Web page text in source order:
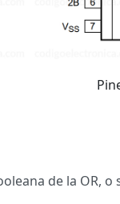
de la OR, o